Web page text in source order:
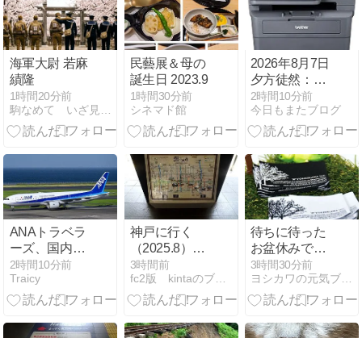
海軍大尉 若麻
績隆
1時間20分前
駒なめて いざ見にゆかむ 古里は 雪とのみこそ 花は散るらめ
民藝展＆母の
誕生日 2023.9
1時間30分前
シネマド館
2026年8月7日
夕方徒然：お
盆休みに入る
金曜日
2時間10分前
今日もまたブログ
ANAトラベラ
ーズ、国内・
海外ツアーや
ホテルでタイ
ムセールを実
まで
2時間10分前
Traicy
神戸に行く
（2025.8）35.
御影
3時間前
fc2版 kintaのブログ
待ちに待った
お盆休みで
す！！
3時間30分前
ヨシカワの元気ブログ！ー社員たちの日常